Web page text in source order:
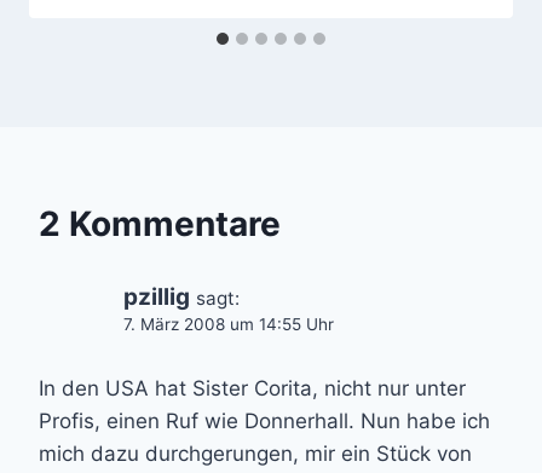
2 Kommentare
pzillig sagt:
7. März 2008 um 14:55 Uhr
In den USA hat Sister Corita, nicht nur unter
Profis, einen Ruf wie Donnerhall. Nun habe ich
mich dazu durchgerungen, mir ein Stück von